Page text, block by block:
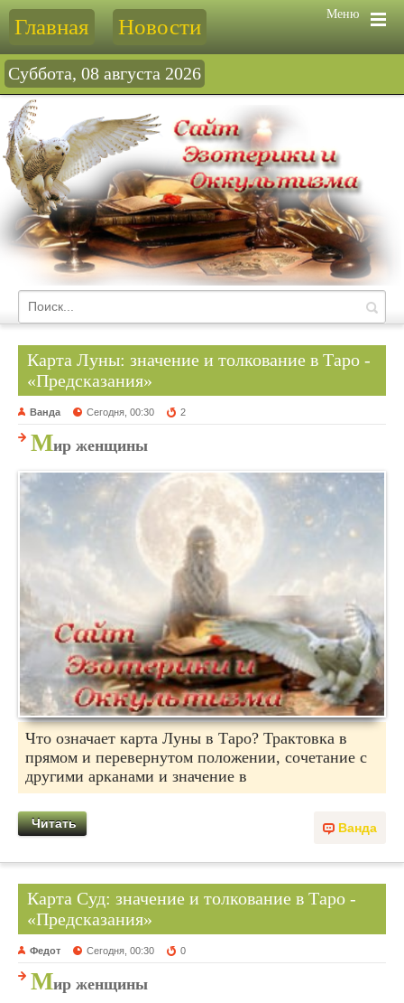
Меню
Главная Новости
Суббота, 08 августа 2026
Карта Луны: значение и толкование в Таро -
«Предсказания»
Ванда Сегодня, 00:30 2
Мир женщины
Что означает карта Луны в Таро? Трактовка в
прямом и перевернутом положении, сочетание с
другими арканами и значение в
Ванда
Читать
Карта Суд: значение и толкование в Таро -
«Предсказания»
Федот Сегодня, 00:30 0
Мир женщины